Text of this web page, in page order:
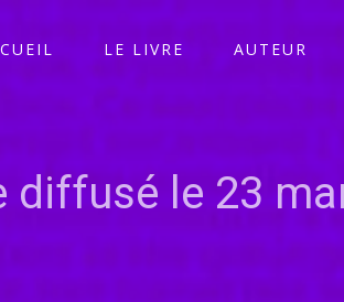
LE LIVRE AUTEUR
diffusé le 23